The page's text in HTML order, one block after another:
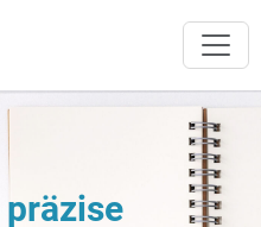
präzise